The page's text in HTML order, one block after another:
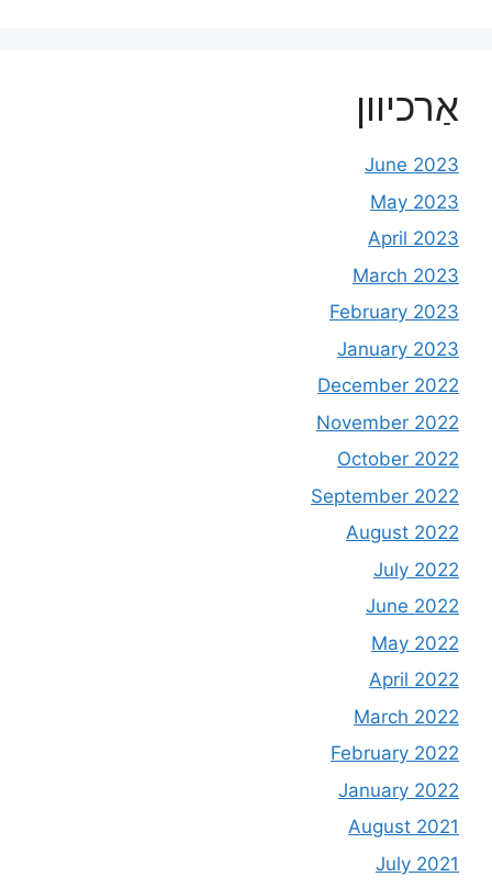
אַרכיוון
June 2023
May 2023
April 2023
March 2023
February 2023
January 2023
December 2022
November 2022
October 2022
September 2022
August 2022
July 2022
June 2022
May 2022
April 2022
March 2022
February 2022
January 2022
August 2021
July 2021